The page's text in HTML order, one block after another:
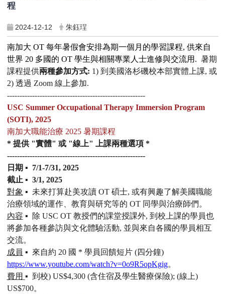
程
2024-12-12 朱鈺珵
南加大 OT 每年暑假會安排為期一個月的學習課程, 供來自
世界 20 多國的 OT 學生與相關專業人士進修與交流用 . 暑期
課程提供兩種參加方式: 1) 到美國洛杉磯校本部實體上課, 或
2) 透過 Zoom 線上參加.
-------------------------------------------------------
USC Summer Occupational Therapy Immersion Program
(SOTI), 2025
南加大職能治療 2025 暑期課程
* 提供"實體" 或"線上" 上課兩種選項*
-------------------------------------------------------
日期 ▪ 7/1-7/31, 2025
截止 ▪ 3/1, 2025
對象 ▪ 未來打算赴美攻讀OT 碩士, 或有興趣了解美國職能
治療領域的運作、教育與研究等的 OT 同學與治療師們。
內容 ▪ 除 USC OT 教授們的課堂授課外, 到校上課的學員也
將參加各種參訪與文化體驗活動, 並與來自各國的學員相互
交流。
成員 ▪ 來自約 20 國 * 學員回饋短片(四分鐘)
https://www.youtube.com/watch?v=0o9R5opKgig。
費用 ▪ 到校) US$4,300 (含住宿及學生醫療保險); (線上)
US$700。